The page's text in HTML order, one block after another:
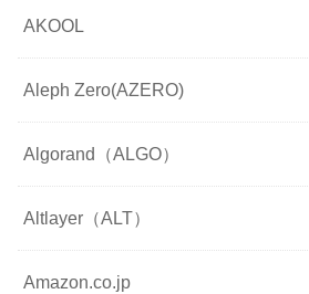
AKOOL
Aleph Zero(AZERO)
Algorand（ALGO）
Altlayer（ALT）
Amazon.co.jp